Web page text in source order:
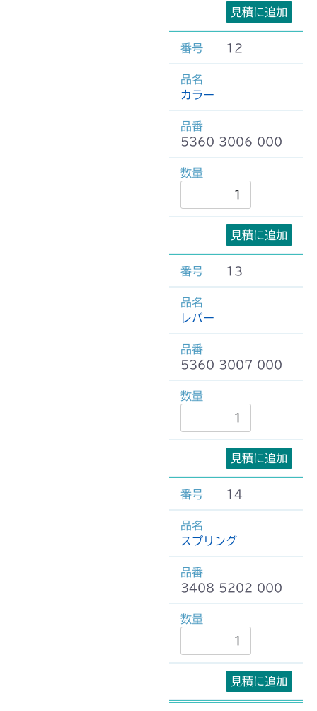
見積に追加
12
カラー
5360 3006 000
見積に追加
13
レバー
5360 3007 000
見積に追加
14
スプリング
3408 5202 000
見積に追加